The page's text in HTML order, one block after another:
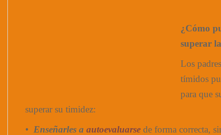
¿Cómo
superar
Los
tímidos
para que
superar su timidez:
• Enseñarles a autoevaluarse de forma correcta,